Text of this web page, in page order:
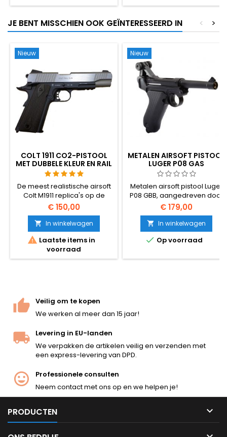
houten kolf en
lang, 6,2 kg. Het topladende
magazijn, de verstelbare
bipod maken dit de meest
authentieke en...
JE BENT MISSCHIEN OOK GEÏNTERESSEERD IN >
<
Nieuw
COLT 1911 CO2-PISTOOL
MET DUBBELE KLEUR EN RAIL
De meest realistische airsoft
Colt M1911 replica's op de
markt! Cybergun 180531.
€ 150,00
 In winkelwagen
 Laatste items in
voorraad
Nieuw
METALEN AIRSOFT PISTOOL
LUGER P08 GAS
TERUGSLAG
Metalen airsoft pistool Luger
P08 GBB, aangedreven door
groen gas. Een replica van
een van de meest iconische
pistolen aller tijden, gemaakt
in Taiwan, volledig van
metaal, zwaar en robuust.
€ 179,00
 In winkelwagen
 Op voorraad
Veilig om te kopen
We werken al meer dan 15 jaar!
Levering in EU-landen
We verpakken de artikelen veilig en verzenden met
een express-levering van DPD.
Professionele consulten
Neem contact met ons op en we helpen je!
PRODUCTEN 